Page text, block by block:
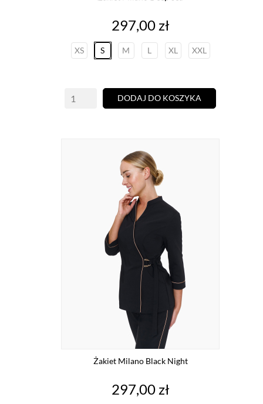
Cena
297,00 zł
XS S M L XL XXL
DODAJ DO KOSZYKA
Żakiet Milano Black Night
Cena
297,00 zł